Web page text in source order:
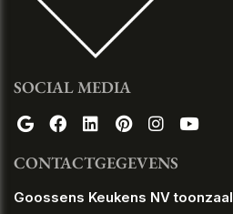
SOCIAL MEDIA
CONTACTGEGEVENS
Goossens Keukens NV toonzaal